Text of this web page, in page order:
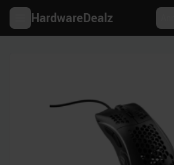
HardwareDealz